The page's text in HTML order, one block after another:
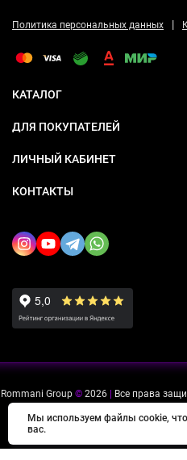
Политика персональных данных |
КАТАЛОГ
ДЛЯ ПОКУПАТЕЛЕЙ
ЛИЧНЫЙ КАБИНЕТ
КОНТАКТЫ
Rommani Group © 2026 Все права
Мы используем файлы cookie,
вас.